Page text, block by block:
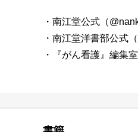
・南江堂公式（
・南江堂洋書部公式
・『がん看護』編集